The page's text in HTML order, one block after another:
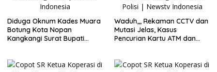
Diduga Oknum Kades Muara
Botung Kota Nopan
Kangkangi Surat Bupati
Waduh,,, Rekaman CCTV dan
Mutasi Jelas, Kasus
Pencurian Kartu ATM dan